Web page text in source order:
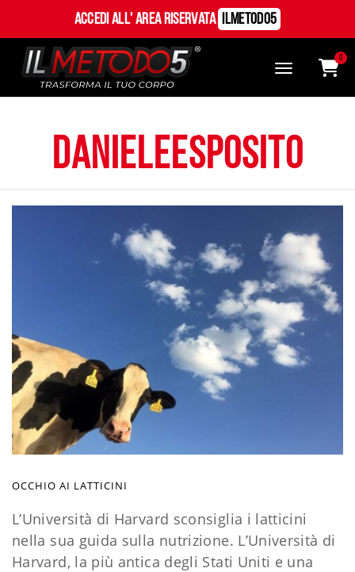
Accedi all' Area Riservata ILMetodo5
0
danieleesposito
OCCHIO AI LATTICINI
L’Università di Harvard sconsiglia i latticini
nella sua guida sulla nutrizione. L’Università di
Harvard, la più antica degli Stati Uniti e una